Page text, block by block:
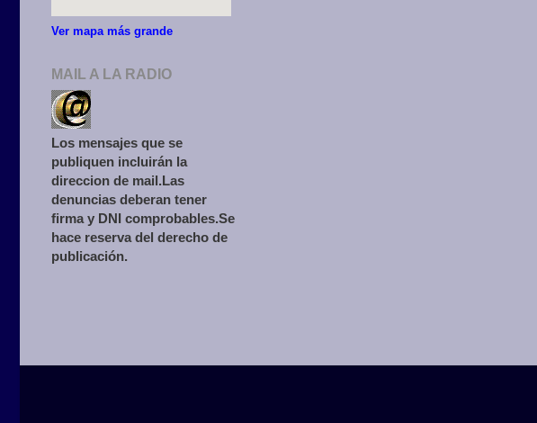
Ver mapa más grande
MAIL A LA RADIO
Los mensajes que se
publiquen incluirán la
direccion de mail.Las
denuncias deberan tener
firma y DNI comprobables.Se
hace reserva del derecho de
publicación.